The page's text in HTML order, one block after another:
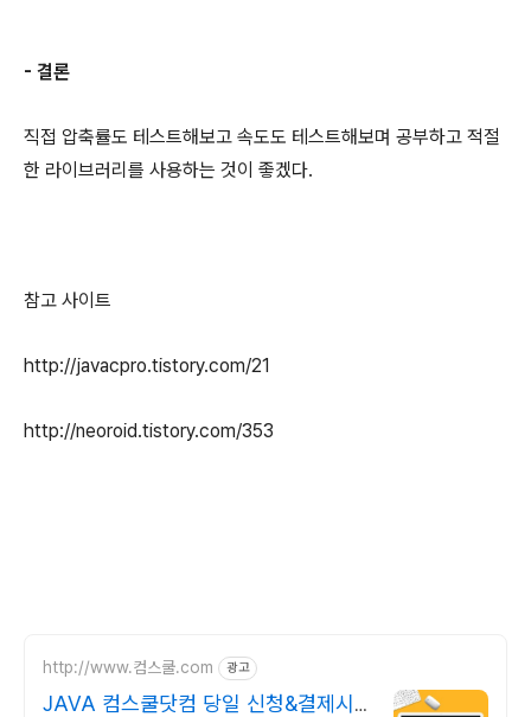
- 결론
직접 압축률도 테스트해보고 속도도 테스트해보며 공부하고 적절
한 라이브러리를 사용하는 것이 좋겠다.
참고 사이트
http://javacpro.tistory.com/21
http://neoroid.tistory.com/353
http://www.컴스쿨.com 광고
JAVA 컴스쿨닷컴 당일 신청&결제시